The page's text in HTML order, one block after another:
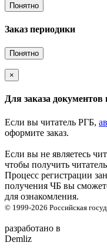
Понятно
Заказ периодики
Понятно
×
Для заказа
Если вы читатель РГБ,
оформите заказ.
Если вы не являетесь
чтобы получить
Процесс регистрации
получения ЧБ вы
для ознакомления.
© 1999-2026 Российская
разработано в
Demliz